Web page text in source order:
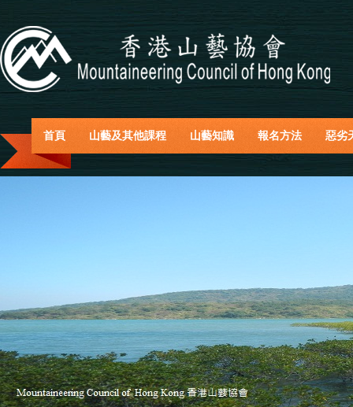
首頁 山藝及其他課程 山藝知識 報名方法 惡劣